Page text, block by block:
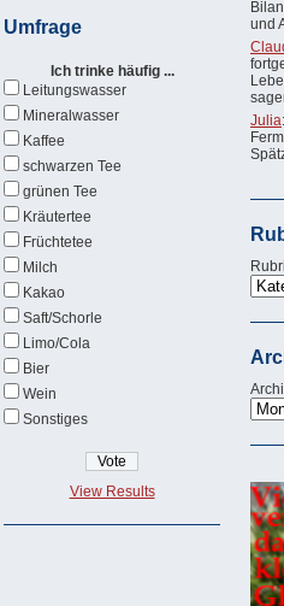
Umfrage
Ich trinke häufig ...
Leitungswasser
Mineralwasser
Kaffee
schwarzen Tee
grünen Tee
Kräutertee
Früchtetee
Milch
Kakao
Saft/Schorle
Limo/Cola
Bier
Wein
Sonstiges
View Results
und
Julia